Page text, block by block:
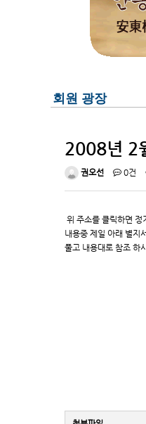
회원 광장
2008년 2
권오선 0건
위 주소를 클릭하면 정
내용중 제일 아래 별지
풀고 내용대로 참조 하